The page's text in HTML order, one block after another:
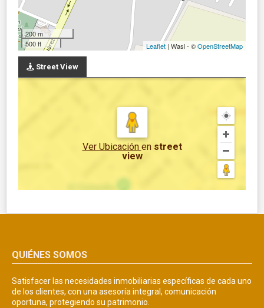
200 m
500 ft
Leaflet | Wasi - ©OpenStreetMap
Street View
Ver Ubicación en street
view
QUIÉNES SOMOS
Satisfacer las necesidades inmobiliarias específicas de cada uno
de los clientes, con una asesoría integral, comunicación
oportuna, protegiendo su patrimonio.